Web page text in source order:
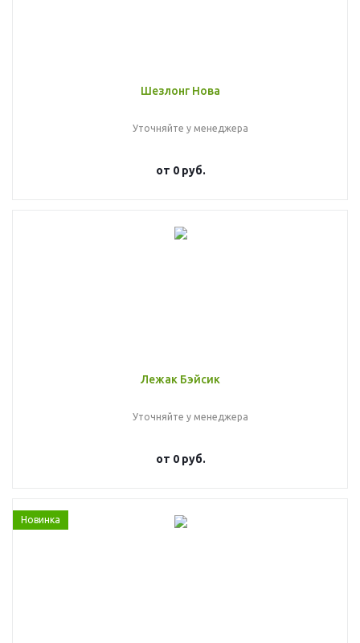
Шезлонг Нова
Уточняйте у менеджера
от 0 руб.
Лежак Бэйсик
Уточняйте у менеджера
от 0 руб.
Новинка